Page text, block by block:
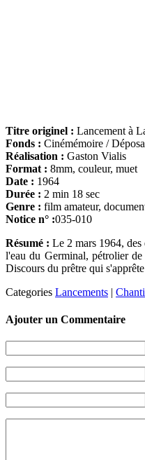
Titre originel : Lancement à
Fonds : Cinémémoire /
Réalisation : Gaston Vialis
Format : 8mm, couleur, muet
Date : 1964
Durée : 2 min 18 sec
Genre : film amateur,
Notice n° :035-010
Résumé : Le 2 mars 1964,
l'eau du Germinal, pétrolier
Discours du prêtre qui
Categories Lancements |
Ajouter un Commentaire